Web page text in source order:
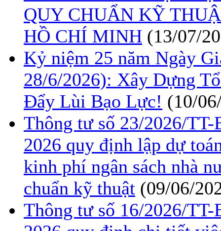
QUY CHUẨN KỸ
HỒ CHÍ MINH (13/07/
Kỷ niệm 25 năm Ngày
28/6/2026): Xây Dựng
Đẩy Lùi Bạo Lực! (10/
Thông tư số 23/2026/
2026 quy định lập dự
kinh phí ngân sách nhà
chuẩn kỹ thuật (09/06/
Thông tư số 16/2026/